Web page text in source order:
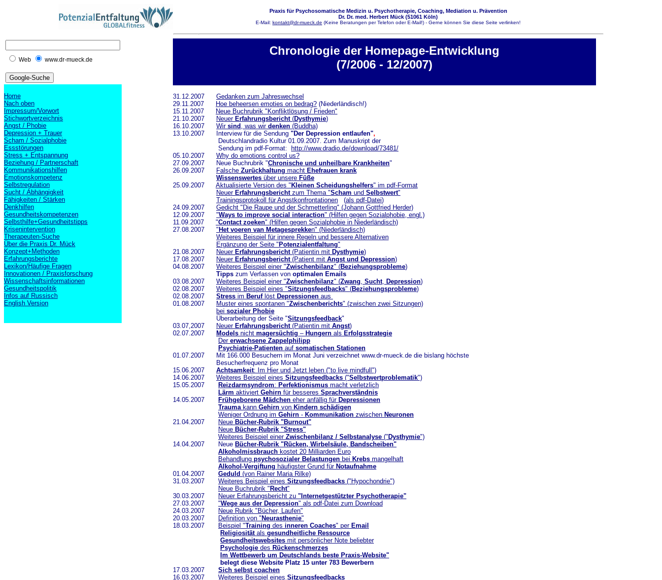
Praxis für Psychosomatische Medizin u. Psychotherapie, Coaching, Mediation u. Prävention
Dr. Dr. med. Herbert Mück (51061 Köln)
E-Mail: kontakt@dr-mueck.de (Keine Beratungen per Telefon oder E-Mail!) - Gerne können Sie diese Seite verlinken!
Web www.dr-mueck.de
Home
Nach oben
Impressum/Vorwort
Stichwortverzeichnis
Angst / Phobie
Depression + Trauer
Scham / Sozialphobie
Essstörungen
Stress + Entspannung
Beziehung / Partnerschaft
Kommunikationshilfen
Emotionskompetenz
Selbstregulation
Sucht / Abhängigkeit
Fähigkeiten / Stärken
Denkhilfen
Gesundheitskompetenzen
Selbsthilfe+Gesundheitstipps
Krisenintervention
Therapeuten-Suche
Über die Praxis Dr. Mück
Konzept+Methoden
Erfahrungsberichte
Lexikon/Häufige Fragen
Innovationen / Praxisforschung
Wissenschaftsinformationen
Gesundheitspolitik
Infos auf Russisch
English Version
Chronologie der Homepage-Entwicklung
(7/2006 - 12/2007)
31.12.2007 Gedanken zum Jahreswechsel
29.11.2007
Hoe beheersen emoties on bedrag? (Niederländisch!)
15.11.2007
Neue Buchrubrik "Konfliktlösung / Frieden"
21.10.2007
Neuer Erfahrungsbericht(Dysthymie)
16.10.2007 Wir sind , was wir denken (Buddha)
13.10.2007 Interview für die Sendung "Der Depression entlaufen",
Deutschlandradio Kultur 01.09.2007. Zum Manuskript der
Sendung im pdf-Format:
http://www.dradio.de/download/73481/
05.10.2007 Why do emotions control us?
27.09.2007 Neue Buchrubrik "Chronische und unheilbare Krankheiten"
26.09.2007
Falsche Zurückhaltung macht Ehefrauen krank
Wissenswertes über unsere Füße
25.09.2007 Aktualisierte Version des " Kleinen Scheidungshelfers" im pdf-Format
Neuer Erfahrungsberichtzum Thema "Scham und Selbstwert"
Trainingsprotokoll für Angstkonfrontationen (als pdf-Datei)
24.09.2007 Gedicht "Die Raupe und der Schmetterling" (Johann Gottfried Herder)
12.09.2007 "Ways to improve social interaction" (Hilfen gegen Sozialphobie, engl.)
11.09.2007 "Contact zoeken" (Hilfen gegen Sozialphobie in Niederländisch)
27.08.2007 " Het voeren van Metagesprekken" (Niederländisch)
Weiteres Beispiel für innere Regeln und bessere Alternativen
Ergänzung der Seite " Potenzialentfaltung"
21.08.2007
Neuer Erfahrungsbericht(Patientin mit Dysthymie)
17.08.2007
Neuer Erfahrungsbericht(Patient mit Angst und Depression)
04.08.2007 Weiteres Beispiel einer "Zwischenbilanz" (Beziehungsprobleme)
Tipps zum Verfassen von optimalen Emails
03.08.2007 Weiteres Beispiel einer "Zwischenbilanz" (Zwang, Sucht, Depression)
02.08.2007 Weiteres Beispiel eines "Sitzungsfeedbacks" (Beziehungsprobleme)
02.08.2007 Stress im Beruflöst Depressionen aus
01.08.2007
Muster eines spontanen "Zwischenberichts" (zwischen zwei Sitzungen)
bei sozialer Phobie
Überarbeitung der Seite "Sitzungsfeedback"
03.07,2007
Neuer Erfahrungsbericht(Patientin mit Angst)
02.07.2007
Models nicht magersüchtig – Hungern als Erfolgsstrategie
Der erwachsene Zappelphilipp
Psychiatrie-Patienten auf somatischen Stationen
01.07.2007 Mit 166.000 Besuchern im Monat Juni verzeichnet www.dr-mueck.de die bislang höchste
Besucherfrequenz pro Monat
15.06.2007 Achtsamkeit: Im Hier und Jetzt leben ("to live mindfull")
14.06.2007 Weiteres Beispiel eines Sitzungsfeedbacks ("Selbstwertproblematik")
15.05.2007
Reizdarmsyndrom: Perfektionismus macht verletzlich
Lärm aktiviert Gehirn für besseres Sprachverständnis
14.05.2007
Frühgeborene Mädchen eher anfällig für Depressionen
Traumakann Gehirn von Kindern schädigen
Weniger Ordnung im Gehirn - Kommunikation zwischen Neuronen
21.04.2007
Neue Bücher-Rubrik "Burnout"
Neue Bücher-Rubrik "Stress"
Weiteres Beispiel einer Zwischenbilanz / Selbstanalyse (" Dysthymie")
14.04.2007 Neue Bücher-Rubrik "Rücken, Wirbelsäule, Bandscheiben"
Alkoholmissbrauch kostet 20 Milliarden Euro
Behandlung psychosozialer Belastungen bei Krebs mangelhaft
Alkohol-Vergiftung häufigster Grund für Notaufnahme
01.04.2007 Geduld (von Rainer Maria Rilke)
31.03.2007 Weiteres Beispiel eines Sitzungsfeedbacks ("Hypochondrie")
Neue Buchrubrik " Recht"
30.03.2007
Neuer Erfahrungsbericht zu "Internetgestützter Psychotherapie"
27.03.2007 "Wege aus der Depression" als pdf-Datei zum Download
24.03.2007
Neue Rubrik "Bücher, Laufen"
20.03.2007
Definition von " Neurasthenie"
18.03.2007
Beispiel "Training des inneren Coaches" per Email
Religiositätals gesundheitliche Ressource
Gesundheitswebsites mit persönlicher Note beliebter
Psychologie des Rückenschmerzes
Im Wettbewerb um Deutschlands beste Praxis-Website"
belegt diese Website Platz 15 unter 783 Bewerbern
17.03.2007 Sich selbst coachen
16.03.2007 Weiteres Beispiel eines Sitzungsfeedbacks